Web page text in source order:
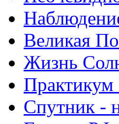
Великая
Жизнь
Спутник -